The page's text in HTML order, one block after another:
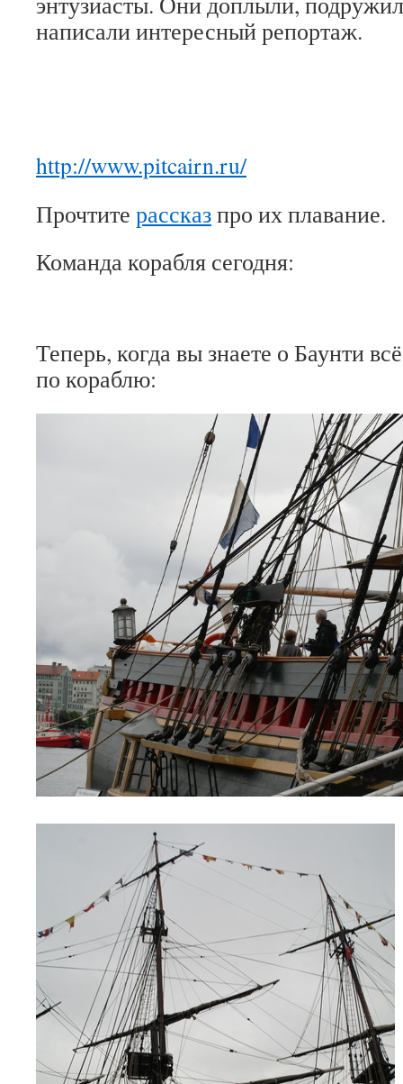
написали интересный репортаж.
http://www.pitcairn.ru/
Прочтите рассказпро их плавание.
Команда корабля сегодня:
Теперь, когда вы знаете о Баунти
по кораблю: